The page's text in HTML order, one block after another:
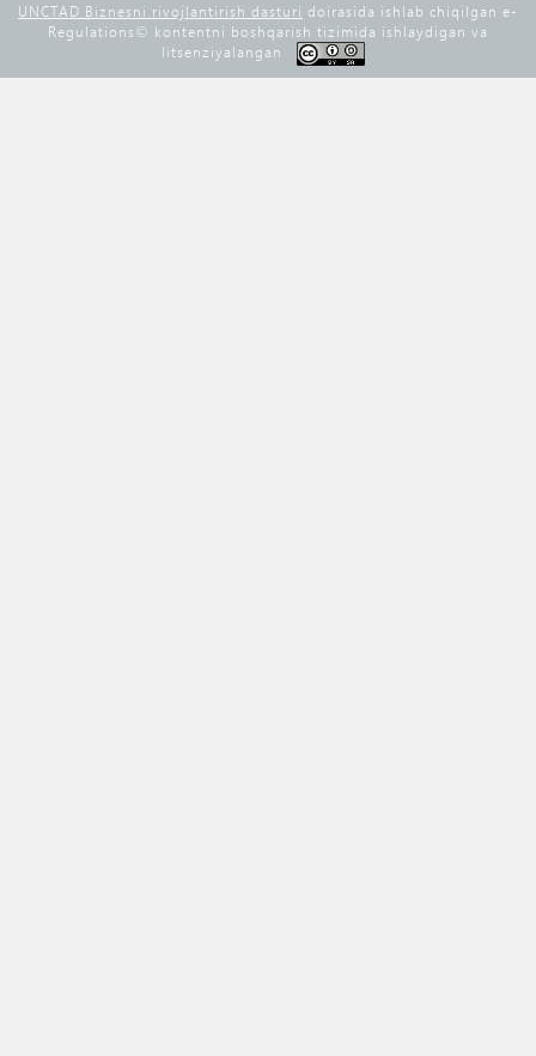
UNCTAD Biznesni rivojlantirish dasturi doirasida ishlab chiqilgan e-
Regulations©️ kontentni boshqarish tizimida ishlaydigan va
litsenziyalangan